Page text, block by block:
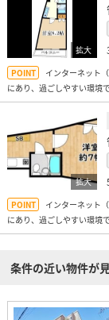
インターネット
にあり、過ごしやすい環境
名称：コンフォート
ストア、飲食店多数、ほか
インターネット
にあり、過ごしやすい環境
名称：コンフォート
条件の近い物件が